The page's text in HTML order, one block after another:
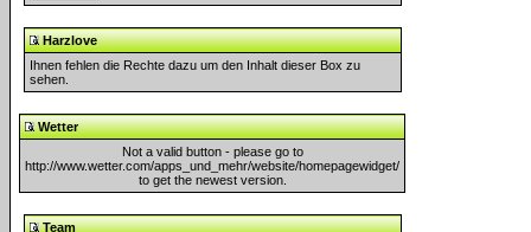
Harzlove
Ihnen fehlen die Rechte dazu um den Inhalt dieser Box zu
sehen.
Wetter
Not a valid button - please go to
http://www.wetter.com/apps_und_mehr/website/homepagewidget/
to get the newest version.
Team